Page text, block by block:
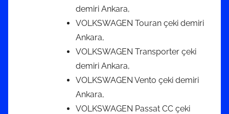
demiri Ankara,
VOLKSWAGEN Touran çeki demiri
Ankara,
VOLKSWAGEN Transporter çeki
demiri Ankara,
VOLKSWAGEN Vento çeki demiri
Ankara,
VOLKSWAGEN Passat CC çeki